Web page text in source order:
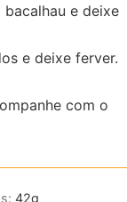
e deixe
e deixe ferver.
com o
42g